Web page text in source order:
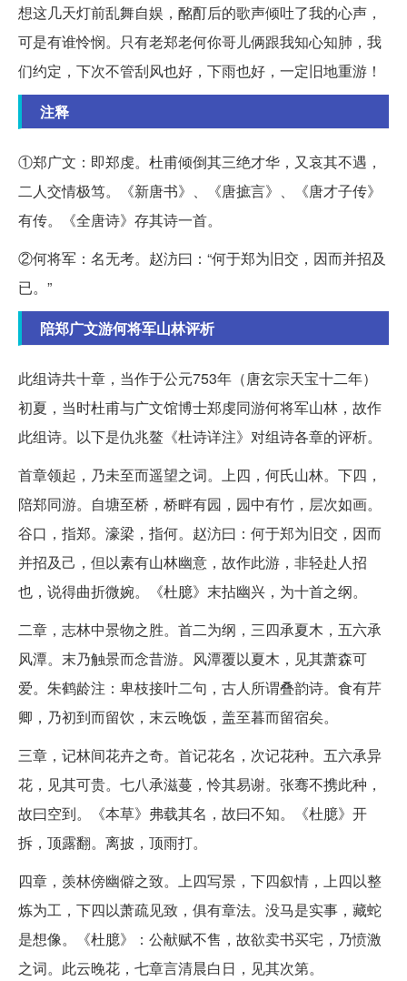
想这几天灯前乱舞自娱，酩酊后的歌声倾吐了我的心声，
可是有谁怜悯。只有老郑老何你哥儿俩跟我知心知肺，我
们约定，下次不管刮风也好，下雨也好，一定旧地重游！
注释
①郑广文：即郑虔。杜甫倾倒其三绝才华，又哀其不遇，
二人交情极笃。《新唐书》、《唐摭言》、《唐才子传》
有传。《全唐诗》存其诗一首。
②何将军：名无考。赵汸曰：“何于郑为旧交，因而并招及
已。”
陪郑广文游何将军山林评析
此组诗共十章，当作于公元753年（唐玄宗天宝十二年）
初夏，当时杜甫与广文馆博士郑虔同游何将军山林，故作
此组诗。以下是仇兆鳌《杜诗详注》对组诗各章的评析。
首章领起，乃未至而遥望之词。上四，何氏山林。下四，
陪郑同游。自塘至桥，桥畔有园，园中有竹，层次如画。
谷口，指郑。濠梁，指何。赵汸曰：何于郑为旧交，因而
并招及己，但以素有山林幽意，故作此游，非轻赴人招
也，说得曲折微婉。《杜臆》末拈幽兴，为十首之纲。
二章，志林中景物之胜。首二为纲，三四承夏木，五六承
风潭。末乃触景而念昔游。风潭覆以夏木，见其萧森可
爱。朱鹤龄注：卑枝接叶二句，古人所谓叠韵诗。食有芹
卿，乃初到而留饮，末云晚饭，盖至暮而留宿矣。
三章，记林间花卉之奇。首记花名，次记花种。五六承异
花，见其可贵。七八承滋蔓，怜其易谢。张骞不携此种，
故曰空到。《本草》弗载其名，故曰不知。《杜臆》开
拆，顶露翻。离披，顶雨打。
四章，羡林傍幽僻之致。上四写景，下四叙情，上四以整
炼为工，下四以萧疏见致，俱有章法。没马是实事，藏蛇
是想像。《杜臆》：公献赋不售，故欲卖书买宅，乃愤激
之词。此云晚花，七章言清晨白日，见其次第。